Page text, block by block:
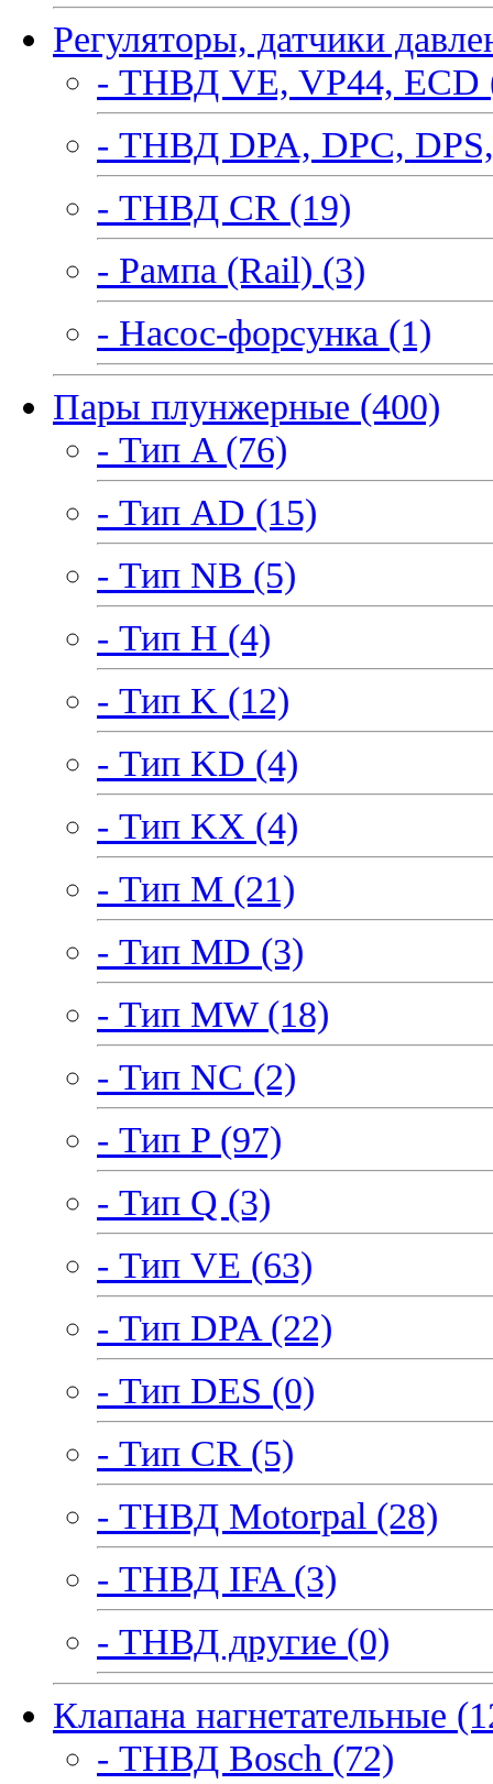
Регуляторы, датчики
- ТНВД VE, VP44, ECD
- ТНВД DPA, DPC,
- ТНВД CR (19)
- Рампа (Rail) (3)
- Насос-форсунка (1)
Пары плунжерные (400)
- Тип A (76)
- Тип AD (15)
- Тип NB (5)
- Тип H (4)
- Тип K (12)
- Тип KD (4)
- Тип KX (4)
- Тип M (21)
- Тип MD (3)
- Тип MW (18)
- Тип NC (2)
- Тип P (97)
- Тип Q (3)
- Тип VE (63)
- Тип DPA (22)
- Тип DES (0)
- Тип CR (5)
- ТНВД Motorpal (28)
- ТНВД IFA (3)
- ТНВД другие (0)
Клапана нагнетательные
- ТНВД Bosch (72)